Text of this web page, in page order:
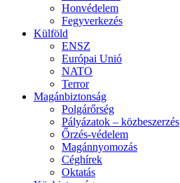
Honvédelem
Fegyverkezés
Külföld
ENSZ
Európai Unió
NATO
Terror
Magánbiztonság
Polgárőrség
Pályázatok – közbeszerzés
Őrzés-védelem
Magánnyomozás
Céghírek
Oktatás